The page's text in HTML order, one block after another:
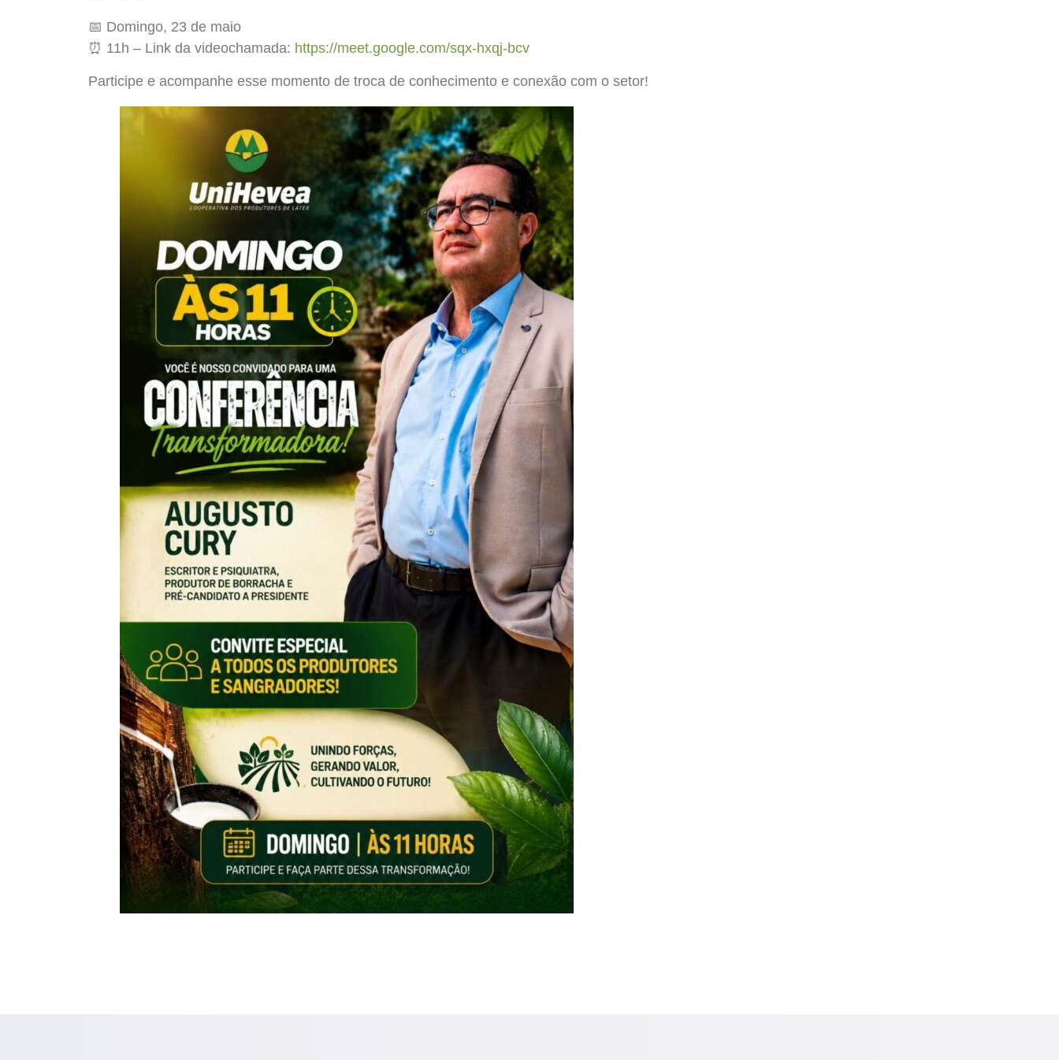
📅 Domingo, 23 de maio
⏰ 11h – Link da videochamada: https://meet.google.com/sqx-hxqj-bcv
Participe e acompanhe esse momento de troca de conhecimento e conexão com o setor!